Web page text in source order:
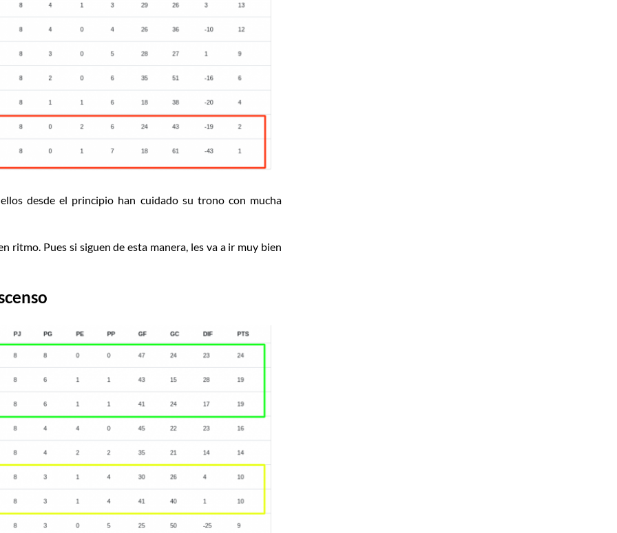
desde el principio han cuidado su trono con mucha
ritmo. Pues si siguen de esta manera, les va a ir muy bien